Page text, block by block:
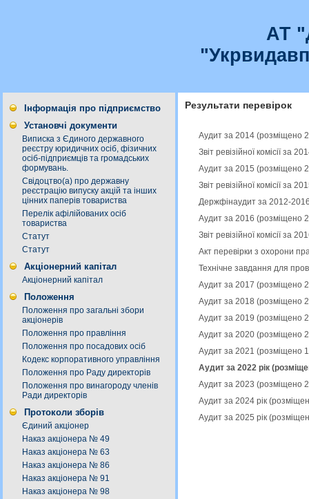
АТ
Інформація про підприємство
Установчі документи
Виписка з Єдиного державного
реєстру юридичних осіб, фізичних
осіб-підприємців та громадських
формувань.
Свідоцтво(а) про державну
реєстрацію випуску акцій та інших
цінних паперів товариства
Перелік афілійованих осіб
товариства
Статут
Статут
Акціонерний капітал
Акціонерний капітал
Положення
Положення про загальні збори
акціонерів
Положення про правління
Положення про посадових осіб
Кодекс корпоративного управління
Положення про Раду директорів
Положення про винагороду членів
Ради директорів
Протоколи зборів
Єдиний акціонер
Наказ акціонера № 49
Наказ акціонера № 63
Наказ акціонера № 86
Наказ акціонера № 91
Наказ акціонера № 98
Результати перевірок
Аудит за 2014 (розміщено
Звіт ревізійної комісії за
Аудит за 2015 (розміщено
Звіт ревізійної комісії за
Держфінаудит за 2012-
Аудит за 2016 (розміщено
Звіт ревізійної комісії за
Акт перевірки з охорони
Технічне завдання для
Аудит за 2017 (розміщено
Аудит за 2018 (розміщено
Аудит за 2019 (розміщено
Аудит за 2020 (розміщено
Аудит за 2021 (розміщено
Аудит за 2022 рік
Аудит за 2023 (розміщено
Аудит за 2024 рік
Аудит за 2025 рік